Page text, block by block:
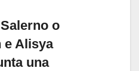
o
e Alisya
una